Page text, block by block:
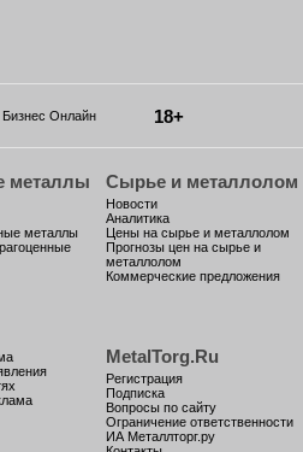
Бизнес Онлайн 18+
металлы
металлы
Сырье и металлолом
Новости
Аналитика
Цены на сырье и металлолом
Прогнозы цен на сырье и
металлолом
Коммерческие предложения
MetalTorg.Ru
Регистрация
Подписка
Вопросы по сайту
Ограничение ответственности
ИА Металлторг.ру